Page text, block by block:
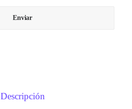
Descripción